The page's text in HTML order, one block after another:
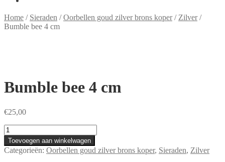
Home / Sieraden /Oorbellen goud zilver brons koper/ Zilver/
Bumble bee 4 cm
Bumble bee 4 cm
€25,00
Bumble
bee
4
cm
Toevoegen aan winkelwagen
Categorieën: Oorbellen goud zilver brons koper, Sieraden, Zilver